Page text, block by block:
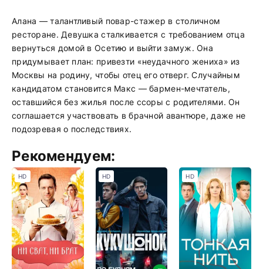
Алана — талантливый повар-стажер в столичном
ресторане. Девушка сталкивается с требованием отца
вернуться домой в Осетию и выйти замуж. Она
придумывает план: привезти «неудачного жениха» из
Москвы на родину, чтобы отец его отверг. Случайным
кандидатом становится Макс — бармен-мечтатель,
оставшийся без жилья после ссоры с родителями. Он
соглашается участвовать в брачной авантюре, даже не
подозревая о последствиях.
Рекомендуем:
HD HD HD